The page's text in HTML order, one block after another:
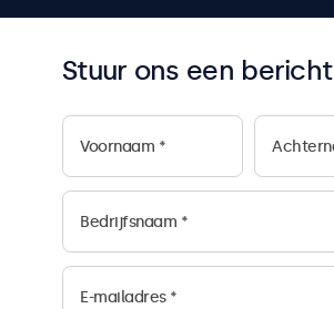
Stuur ons een bericht